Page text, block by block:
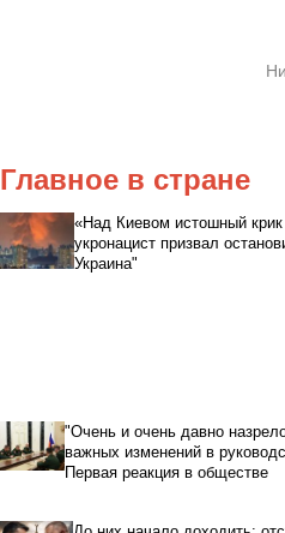
Главное в стране
«Над Киевом истошный
укронацист призвал
Украина"
"Очень и очень давно
важных изменений в
Первая реакция в обществе